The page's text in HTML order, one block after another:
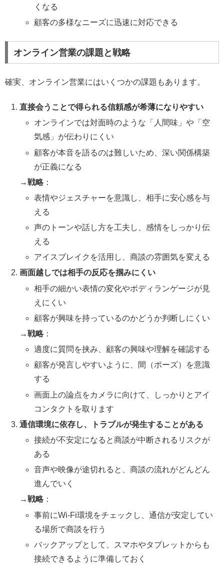
くなる
顧客の多様なニーズに迅速に対応できる
オンライン営業の課題と戦略
確実、オンライン営業にはいくつかの課題もあります。
直接会うことで得られる信頼感が希薄になりやすい
オンラインでは対面時のような「人間味」や「空
気感」が伝わりにくい
顧客が本音を語るのは難しいため、深い関係構築
が正義になる
→戦略：
表情やジェスチャーを意識し、相手に安心感を与
える
声のトーンや話し方を工夫し、感情をしっかり伝
える
アイスブレイクを活用し、商談の雰囲気を変える
画面越しでは相手の反応を掴みにくい
相手の細かい表情の変化やボディランゲージが見
えにくい
顧客が興味を持っているのかどうか判断しにくい
→戦略：
適度に質問を挟み、顧客の興味や理解を確認する
顧客が発言しやすいように、間（ポーズ）を意識
する
画面上の論点をカメラに向けて、しっかりとアイ
コンタクトを取ります
通信環境に依存し、トラブルが発生することがある
接続が不安定になると商談が中断されるリスクが
ある
音声や映像が途切れると、商談の流れがどんどん
進んでいく
→戦略：
事前にWi-Fi環境をチェックし、通信が安定してい
る場所で商談を行う
バックアップとして、スマホやタブレットからも
接続できるように準備しておく